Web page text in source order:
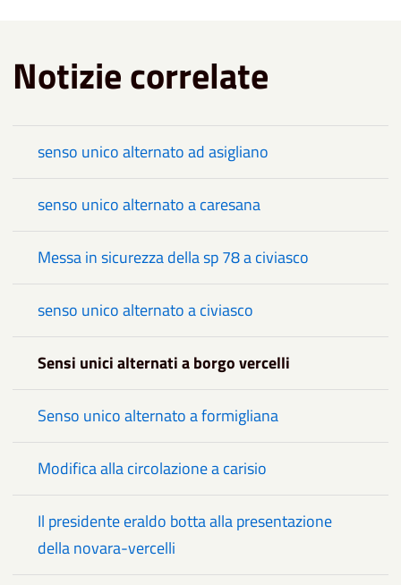
Notizie correlate
senso unico alternato ad asigliano
senso unico alternato a caresana
Messa in sicurezza della sp 78 a civiasco
senso unico alternato a civiasco
Sensi unici alternati a borgo vercelli
Senso unico alternato a formigliana
Modifica alla circolazione a carisio
Il presidente eraldo botta alla presentazione
della novara-vercelli